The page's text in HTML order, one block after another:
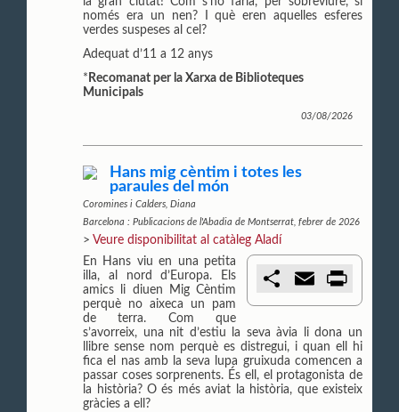
només era un nen? I què eren aquelles esferes
verdes suspeses al cel?
Adequat d’11 a 12 anys
* Recomanat per la Xarxa de Biblioteques
Municipals
03/08/2026
Hans mig cèntim i totes les
paraules del món
Coromines i Calders, Diana
Barcelona : Publicacions de l'Abadia de Montserrat, febrer de 2026
> Veure disponibilitat al catàleg Aladí
a
t
i
r
m
l
t
En Hans viu en una petita
illa, al nord d’Europa. Els
amics li diuen Mig Cèntim
perquè no aixeca un pam
de terra. Com que
s’avorreix, una nit d’estiu la seva àvia li dona un
llibre sense nom perquè es distregui, i quan ell hi
fica el nas amb la seva lupa gruixuda comencen a
passar coses sorprenents. És ell, el protagonista de
la història? O és més aviat la història, que existeix
gràcies a ell?